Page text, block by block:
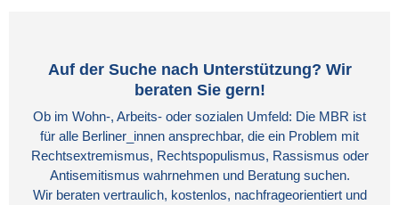
Auf der Suche nach Unterstützung? Wir
beraten Sie gern!
Ob im Wohn-, Arbeits- oder sozialen Umfeld: Die MBR ist
für alle Berliner_innen ansprechbar, die ein Problem mit
Rechtsextremismus, Rechtspopulismus, Rassismus oder
Antisemitismus wahrnehmen und Beratung suchen.
Wir beraten vertraulich, kostenlos, nachfrageorientiert und